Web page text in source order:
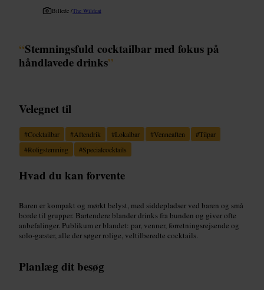
Billede /The Wildcat
“Stemningsfuld cocktailbar med fokus på
håndlavede drinks”
Velegnet til
#Cocktailbar #Aftendrik #Lokalbar #Venneaften #Tilpar
#Roligstemning #Specialcocktails
Hvad du kan forvente
Baren er kompakt og mørkt belyst, med siddepladser ved baren og små
borde til grupper. Bartendere blander drinks fra bunden og giver ofte
anbefalinger. Publikum er blandet: par, venner, forretningsrejsende og
solo-gæster, alle der søger rolige, veltilberedte cocktails.
Planlæg dit besøg